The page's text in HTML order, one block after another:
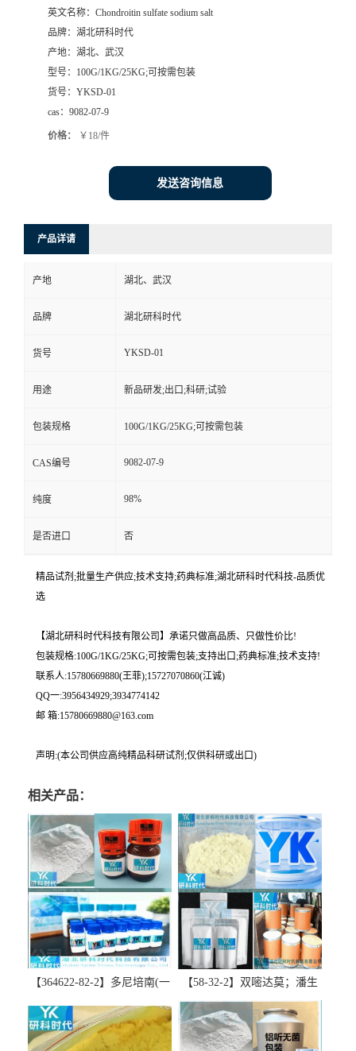
英文名称： Chondroitin sulfate sodium salt
品牌： 湖北研科时代
产地： 湖北、武汉
型号： 100G/1KG/25KG;可按需包装
货号： YKSD-01
cas： 9082-07-9
价格： ￥18/件
发送咨询信息
产品详请
产地 湖北、武汉
品牌 湖北研科时代
货号 YKSD-01
用途 新品研发;出口;科研;试验
包装规格 100G/1KG/25KG;可按需包装
CAS编号 9082-07-9
纯度 98%
是否进口 否
精品试剂;批量生产供应;技术支持;药典标准;湖北研科时代科技-品质优
选
【湖北研科时代科技有限公司】承诺只做高品质、只做性价比!
包装规格:100G/1KG/25KG;可按需包装;支持出口;药典标准;技术支持!
联系人:15780669880(王菲);15727070860(江诚)
QQ一:3956434929;3934774142
邮 箱:15780669880@163.com
声明:(本公司供应高纯精品科研试剂;仅供科研或出口)
相关产品：
【364622-82-2】多尼培南(一
精品科研试剂-湖北研科时代
科技-“研”无止境;“科”学创
【58-32-2】双嘧达莫；潘生
丁-精品科研试剂-湖北研科时
代科技-“研”无止境;“科”学创
新！支持三方验证；支持定